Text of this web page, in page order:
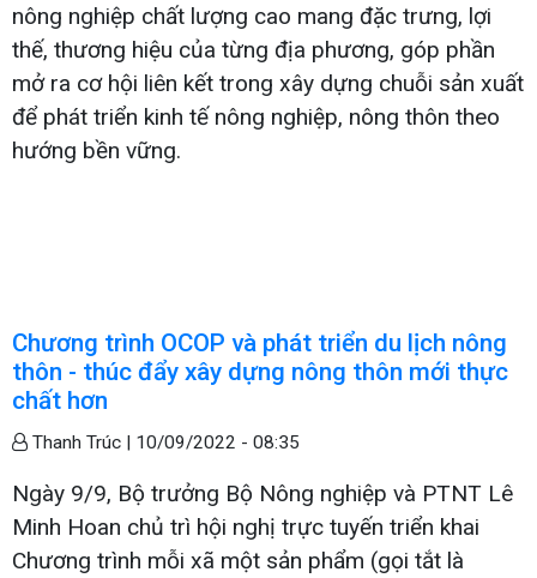
nông nghiệp chất lượng cao mang đặc trưng, lợi
thế, thương hiệu của từng địa phương, góp phần
mở ra cơ hội liên kết trong xây dựng chuỗi sản xuất
để phát triển kinh tế nông nghiệp, nông thôn theo
hướng bền vững.
Chương trình OCOP và phát triển du lịch nông
thôn - thúc đẩy xây dựng nông thôn mới thực
chất hơn
Thanh Trúc | 10/09/2022 - 08:35
Ngày 9/9, Bộ trưởng Bộ Nông nghiệp và PTNT Lê
Minh Hoan chủ trì hội nghị trực tuyến triển khai
Chương trình mỗi xã một sản phẩm (gọi tắt là